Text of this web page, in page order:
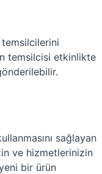
temsilcilerini
temsilcisi etkinlikte
sağlayan
ve hizmetlerinizin
bir ürün